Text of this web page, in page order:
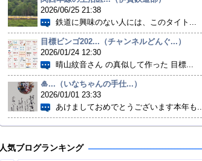
2026/06/25 21:38
鉄道に興味のない人には、このタイト...
目標ビンゴ202...（チャンネルどんぐ...）
2026/01/24 12:30
晴山紋音さん の真似して作った 目標...
🎍...（いなちゃんの手仕...）
2026/01/01 23:33
あけましておめでとうございます本年も...
人気ブログランキング